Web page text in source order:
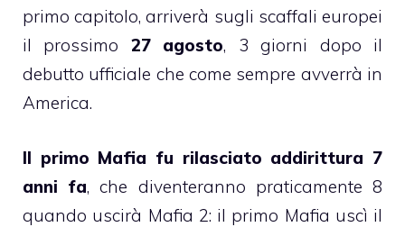
primo capitolo, arriverà sugli scaffali europei
il prossimo 27 agosto, 3 giorni dopo il
debutto ufficiale che come sempre avverrà in
America.
Il primo Mafia fu rilasciato addirittura 7
anni fa, che diventeranno praticamente 8
quando uscirà Mafia 2: il primo Mafia uscì il